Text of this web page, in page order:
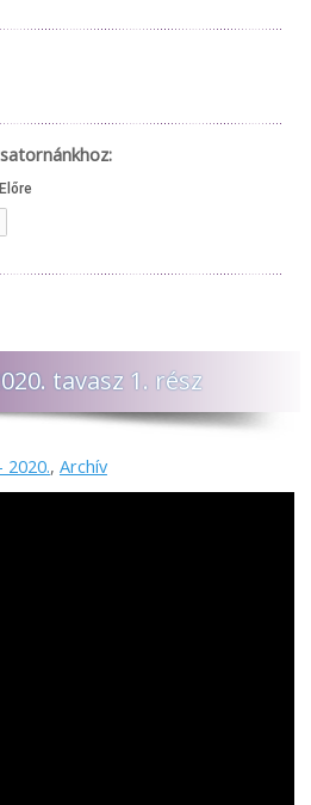
tavasz 1. rész
2020., Archív